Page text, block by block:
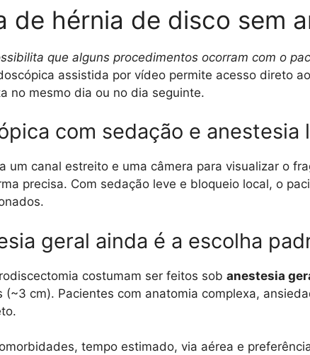
de hérnia de disco sem
que alguns procedimentos ocorram com o
assistida por vídeo permite acesso direto
no mesmo dia ou no dia seguinte.
com sedação e anestesia
um canal estreito e uma câmera para visualizar o
precisa. Com sedação leve e bloqueio local, o
geral ainda é a escolha
costumam ser feitos sob anestesia
(~3 cm). Pacientes com anatomia complexa,
tempo estimado, via aérea e